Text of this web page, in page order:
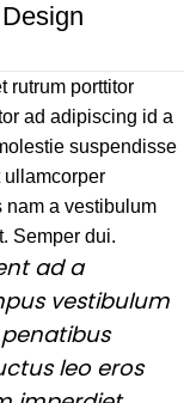
rutrum porttitor
ad adipiscing id a
suspendisse
ullamcorper
nam a vestibulum
Semper dui.
ad a
vestibulum
leo eros